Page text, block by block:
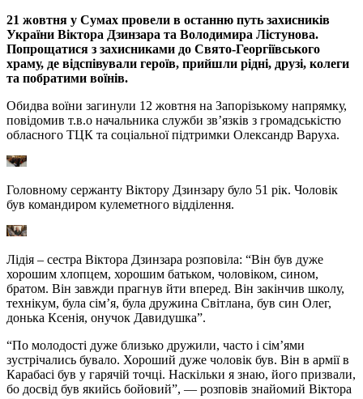
21 жовтня у Сумах провели в останню путь захисників
України Віктора Дзинзара та Володимира Лістунова.
Попрощатися з захисниками до Свято-Георгіївського
храму, де відспівували героїв, прийшли рідні, друзі, колеги
та побратими воїнів.
Обидва воїни загинули 12 жовтня на Запорізькому напрямку,
повідомив т.в.о начальника служби зв’язків з громадськістю
обласного ТЦК та соціальної підтримки Олександр Варуха.
Головному сержанту Віктору Дзинзару було 51 рік. Чоловік
був командиром кулеметного відділення.
Лідія – сестра Віктора Дзинзара розповіла: “Він був дуже
хорошим хлопцем, хорошим батьком, чоловіком, сином,
братом. Він завжди прагнув йти вперед. Він закінчив школу,
технікум, була сім’я, була дружина Світлана, був син Олег,
донька Ксенія, онучок Давидушка”.
“По молодості дуже близько дружили, часто і сім’ями
зустрічались бувало. Хороший дуже чоловік був. Він в армії в
Карабасі був у гарячій точці. Наскільки я знаю, його призвали,
бо досвід був якийсь бойовий”, — розповів знайомий Віктора